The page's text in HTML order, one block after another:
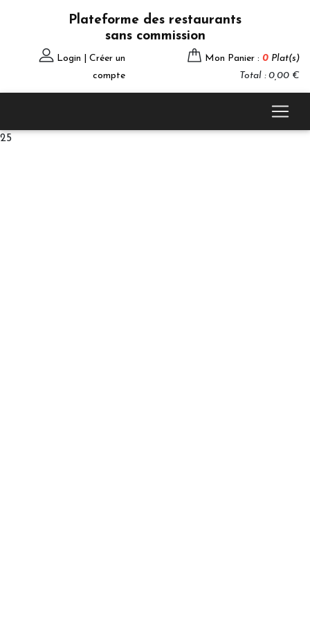
Plateforme des restaurants
sans commission
Login | Créer un
compte
Mon Panier : 0 Plat(s)
Total : 0,00 €
25